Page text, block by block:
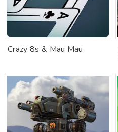
Crazy 8s & Mau Mau